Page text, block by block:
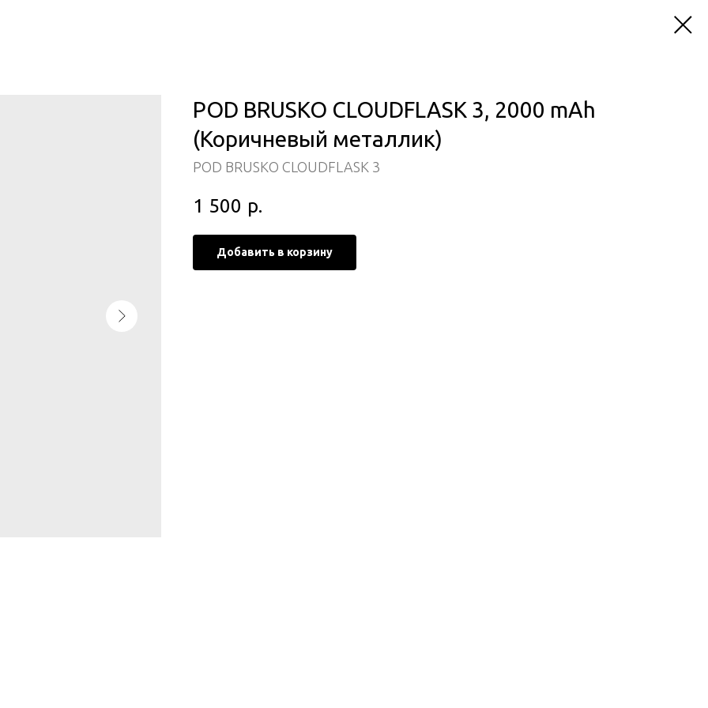
POD BRUSKO CLOUDFLASK 3, 2000 mAh
(Коричневый металлик)
POD BRUSKO CLOUDFLASK 3
1 500 р.
Добавить в корзину